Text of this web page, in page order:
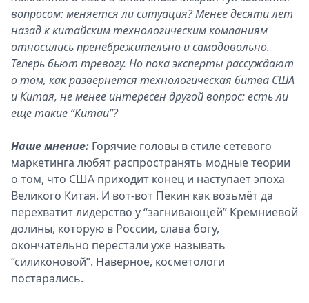
вопросом: меняется ли ситуация? Менее десяти лет
назад к китайским технологическим компаниям
относились пренебрежительно и самодовольно.
Теперь бьют тревогу. Но пока эксперты рассуждают
о том, как развернется технологическая битва США
и Китая, не менее интересен другой вопрос: есть ли
еще такие “Китаи”?
Наше мнение: Горячие головы в стиле сетевого
маркетинга любят распространять модные теории
о том, что США приходит конец и наступает эпоха
Великого Китая. И вот-вот Пекин как возьмёт да
перехватит лидерство у “загнивающей” Кремниевой
долины, которую в России, слава богу,
окончательно перестали уже называть
“силиконовой”. Наверное, косметологи
постарались.